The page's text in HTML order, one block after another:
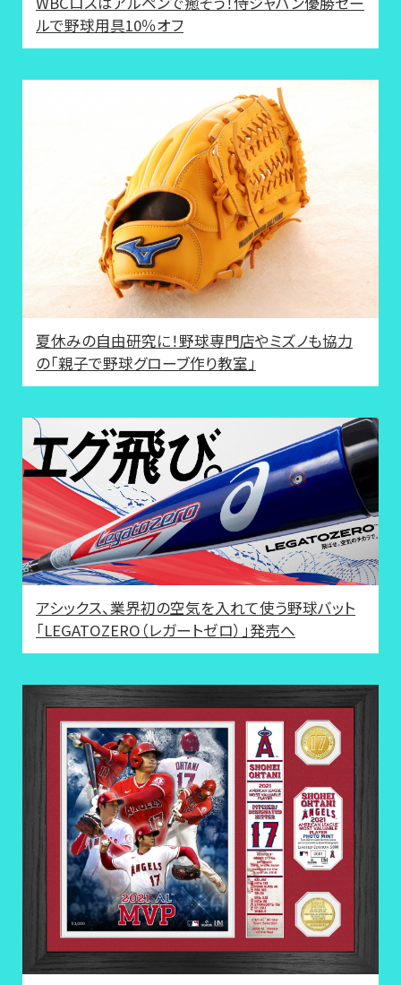
ルで野球用具10％オフ
夏休みの自由研究に！野球専門店やミズノも協力
の「親子で野球グローブ作り教室」
アシックス、業界初の空気を入れて使う野球バット
「LEGATOZERO（レガートゼロ）」発売へ